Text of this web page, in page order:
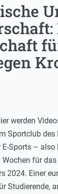
werden
Sportclub des
Sports – also
für
2024. Einer
Studierende,